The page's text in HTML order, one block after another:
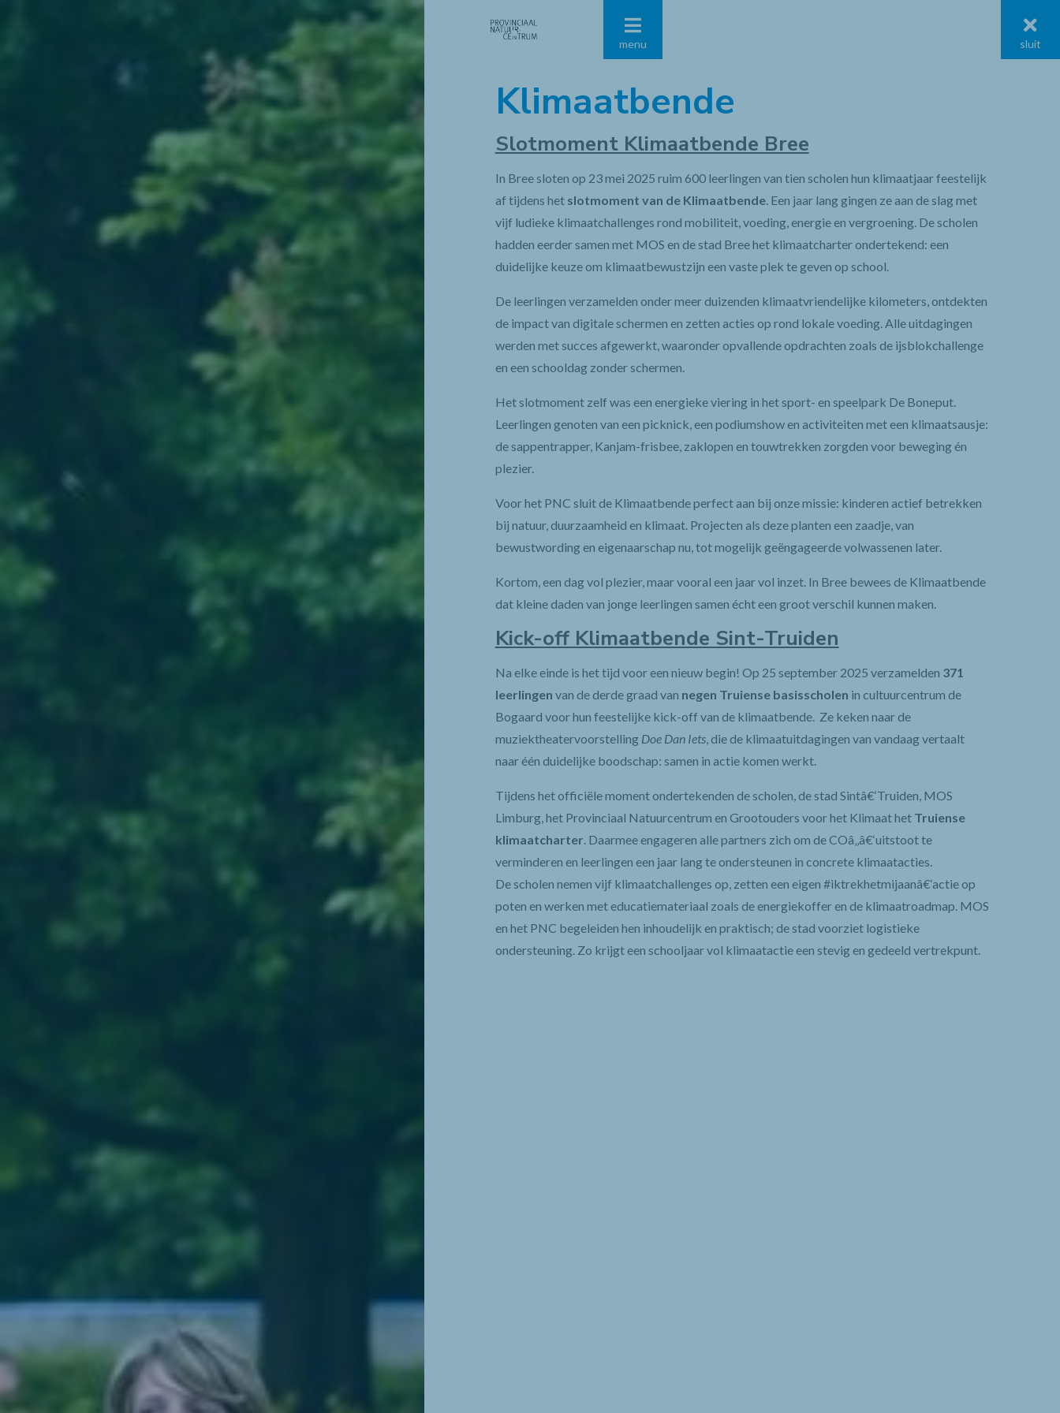
menu
menu sluit
Klimaatbende
Slotmoment Klimaatbende Bree
In Bree sloten op 23 mei 2025 ruim 600 leerlingen van tien scholen hun klimaatjaar feestelijk
af tijdens het slotmoment van de Klimaatbende. Een jaar lang gingen ze aan de slag met
vijf ludieke klimaatchallenges rond mobiliteit, voeding, energie en vergroening. De scholen
hadden eerder samen met MOS en de stad Bree het klimaatcharter ondertekend: een
duidelijke keuze om klimaatbewustzijn een vaste plek te geven op school.
De leerlingen verzamelden onder meer duizenden klimaatvriendelijke kilometers, ontdekten
de impact van digitale schermen en zetten acties op rond lokale voeding. Alle uitdagingen
werden met succes afgewerkt, waaronder opvallende opdrachten zoals de ijsblokchallenge
en een schooldag zonder schermen.
Het slotmoment zelf was een energieke viering in het sport- en speelpark De Boneput.
Leerlingen genoten van een picknick, een podiumshow en activiteiten met een klimaatsausje:
de sappentrapper, Kanjam-frisbee, zaklopen en touwtrekken zorgden voor beweging én
plezier.
Voor het PNC sluit de Klimaatbende perfect aan bij onze missie: kinderen actief betrekken
bij natuur, duurzaamheid en klimaat. Projecten als deze planten een zaadje, van
bewustwording en eigenaarschap nu, tot mogelijk geëngageerde volwassenen later.
Kortom, een dag vol plezier, maar vooral een jaar vol inzet. In Bree bewees de Klimaatbende
dat kleine daden van jonge leerlingen samen écht een groot verschil kunnen maken.
Kick-off Klimaatbende Sint-Truiden
Na elke einde is het tijd voor een nieuw begin! Op 25 september 2025 verzamelden 371
leerlingen van de derde graad van negen Truiense basisscholen in cultuurcentrum de
Bogaard voor hun feestelijke kick-off van de klimaatbende. Ze keken naar de
muziektheatervoorstelling Doe Dan Iets, die de klimaatuitdagingen van vandaag vertaalt
naar één duidelijke boodschap: samen in actie komen werkt.
Tijdens het officiële moment ondertekenden de scholen, de stad Sintâ€‘Truiden, MOS
Limburg, het Provinciaal Natuurcentrum en Grootouders voor het Klimaat het Truiense
klimaatcharter. Daarmee engageren alle partners zich om de COâ‚‚â€‘uitstoot te
verminderen en leerlingen een jaar lang te ondersteunen in concrete klimaatacties.
De scholen nemen vijf klimaatchallenges op, zetten een eigen #iktrekhetmijaanâ€‘actie op
poten en werken met educatiemateriaal zoals de energiekoffer en de klimaatroadmap. MOS
en het PNC begeleiden hen inhoudelijk en praktisch; de stad voorziet logistieke
ondersteuning. Zo krijgt een schooljaar vol klimaatactie een stevig en gedeeld vertrekpunt.